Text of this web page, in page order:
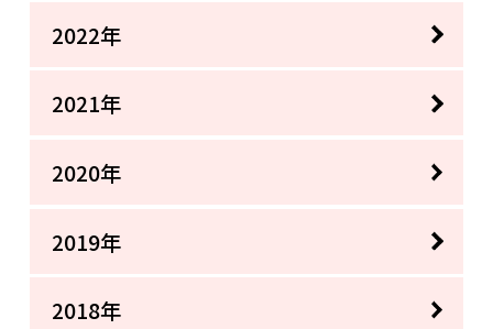
2022年
2021年
2020年
2019年
2018年